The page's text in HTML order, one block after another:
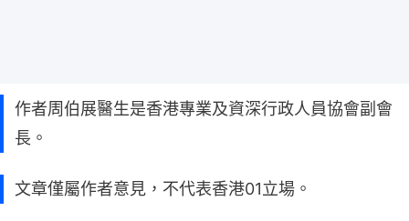
作者周伯展醫生是香港專業及資深行政人員協會副會
長。
文章僅屬作者意見，不代表香港01立場。